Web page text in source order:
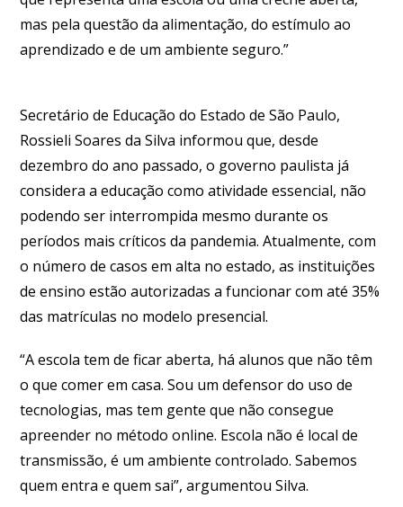
mas pela questão da alimentação, do estímulo ao
aprendizado e de um ambiente seguro.”
Secretário de Educação do Estado de São Paulo,
Rossieli Soares da Silva informou que, desde
dezembro do ano passado, o governo paulista já
considera a educação como atividade essencial, não
podendo ser interrompida mesmo durante os
períodos mais críticos da pandemia. Atualmente, com
o número de casos em alta no estado, as instituições
de ensino estão autorizadas a funcionar com até 35%
das matrículas no modelo presencial.
“A escola tem de ficar aberta, há alunos que não têm
o que comer em casa. Sou um defensor do uso de
tecnologias, mas tem gente que não consegue
apreender no método online. Escola não é local de
transmissão, é um ambiente controlado. Sabemos
quem entra e quem sai”, argumentou Silva.